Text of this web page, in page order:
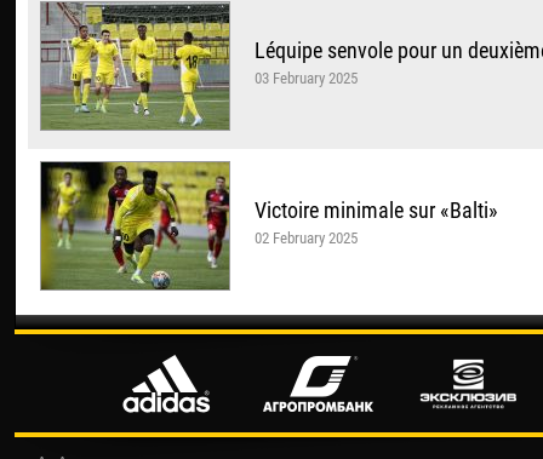
Léquipe senvole pour un
03 February 2025
Victoire minimale sur «Balti»
02 February 2025